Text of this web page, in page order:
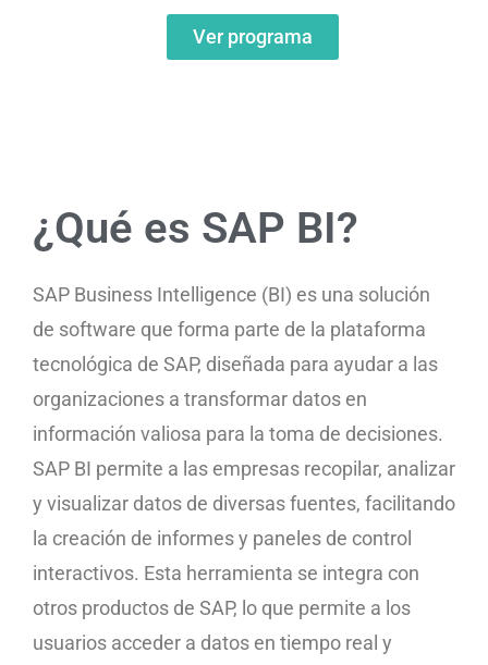
Ver programa
¿Qué es SAP BI?
SAP Business Intelligence (BI) es una solución
de software que forma parte de la plataforma
tecnológica de SAP, diseñada para ayudar a las
organizaciones a transformar datos en
información valiosa para la toma de decisiones.
SAP BI permite a las empresas recopilar, analizar
y visualizar datos de diversas fuentes, facilitando
la creación de informes y paneles de control
interactivos. Esta herramienta se integra con
otros productos de SAP, lo que permite a los
usuarios acceder a datos en tiempo real y